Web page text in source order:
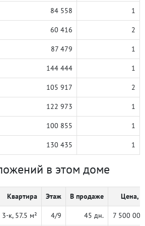
84 558 1
60 416 2
87 479 1
144 444 1
105 917 2
122 973 1
100 855 1
130 435 1
в этом доме
Квартира Этаж В продаже Цена, ₽
3-к, 57.5 м² 4/9 45 дн. 7 500 000